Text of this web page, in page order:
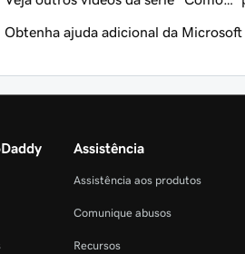
Obtenha ajuda adicional da Microsoft
Assistência
Assistência aos produtos
Comunique abusos
Recursos